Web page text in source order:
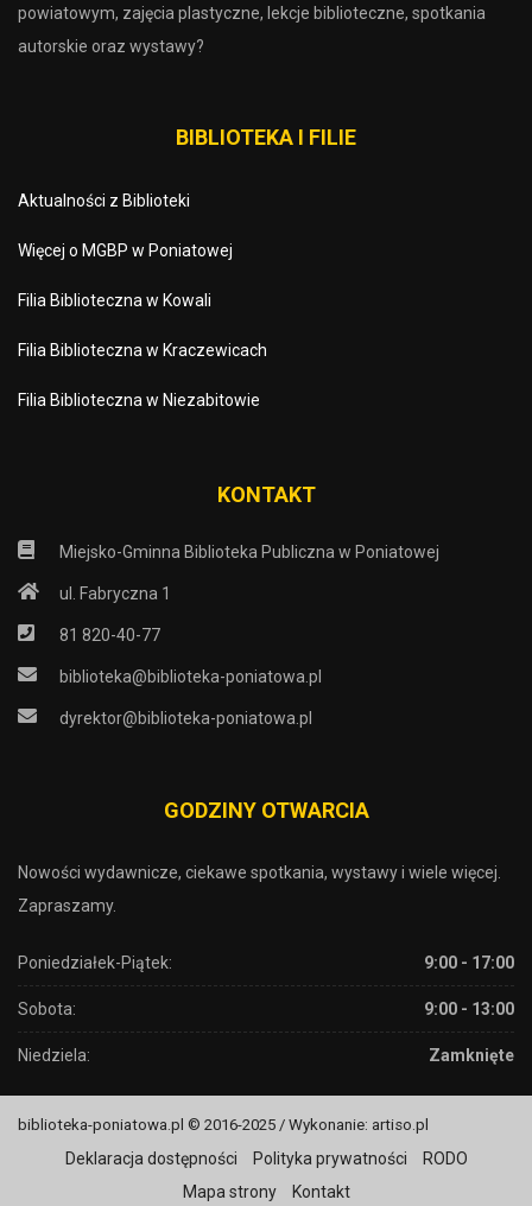
powiatowym, zajęcia plastyczne, lekcje biblioteczne, spotkania
autorskie oraz wystawy?
BIBLIOTEKA I FILIE
Aktualności z Biblioteki
Więcej o MGBP w Poniatowej
Filia Biblioteczna w Kowali
Filia Biblioteczna w Kraczewicach
Filia Biblioteczna w Niezabitowie
KONTAKT
Miejsko-Gminna Biblioteka Publiczna w Poniatowej
ul. Fabryczna 1
81 820-40-77
biblioteka@biblioteka-poniatowa.pl
dyrektor@biblioteka-poniatowa.pl
GODZINY OTWARCIA
Nowości wydawnicze, ciekawe spotkania, wystawy i wiele więcej.
Zapraszamy.
Poniedziałek-Piątek: 9:00 - 17:00
Sobota: 9:00 - 13:00
Niedziela: Zamknięte
biblioteka-poniatowa.pl © 2016-2025 / Wykonanie: artiso.pl
Deklaracja dostępności Polityka prywatności
RODO
Mapa strony
Kontakt